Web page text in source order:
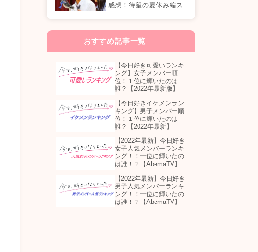
感想！待望の夏休み編ス
おすすめ記事一覧
【今日好き可愛いランキ
ング】女子メンバー順
位！１位に輝いたのは
誰？【2022年最新版】
【今日好きイケメンラン
キング】男子メンバー順
位！１位に輝いたのは
誰？【2022年最新】
【2022年最新】今日好き
女子人気メンバーランキ
ング！！一位に輝いたの
は誰！？【AbemaTV】
【2022年最新】今日好き
男子人気メンバーランキ
ング！！一位に輝いたの
は誰！？【AbemaTV】